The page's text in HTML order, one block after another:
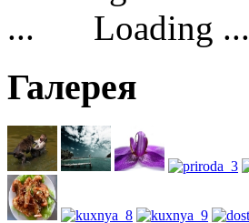
Loading ...
Галерея